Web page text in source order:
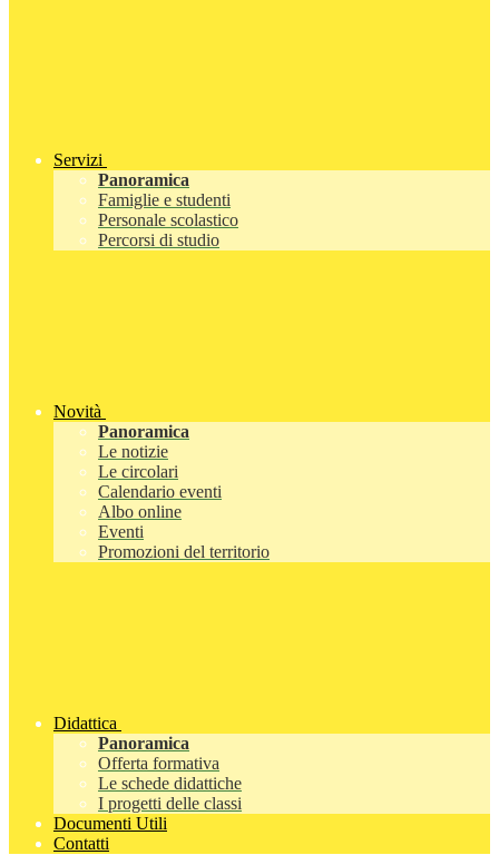
Servizi
Panoramica
Famiglie e studenti
Personale scolastico
Percorsi di studio
Novità
Panoramica
Le notizie
Le circolari
Calendario eventi
Albo online
Eventi
Promozioni del territorio
Didattica
Panoramica
Offerta formativa
Le schede didattiche
I progetti delle classi
Documenti Utili
Contatti